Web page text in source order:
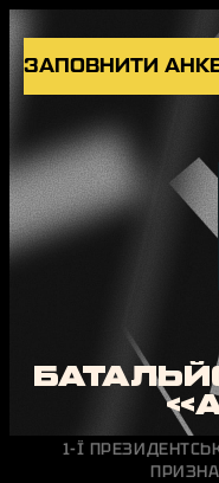
Skip to content
ЗАПОВНИТИ
ВАКАНСІЇ
ПІДРОЗДІЛИ
НОВИНИ
1-Ї